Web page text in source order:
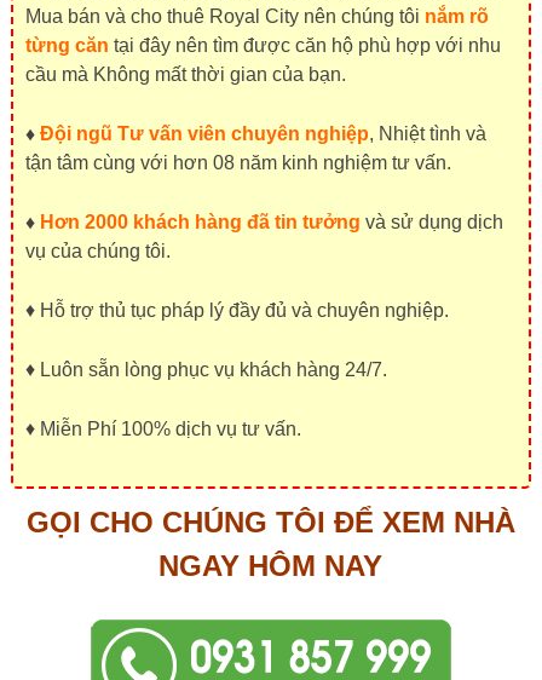
Mua bán và cho thuê Royal City nên chúng tôi nắm rõ
từng căn tại đây nên tìm được căn hộ phù hợp với nhu
cầu mà Không mất thời gian của bạn.
♦Đội ngũ Tư vấn viên chuyên nghiệp, Nhiệt tình và
tận tâm cùng với hơn 08 năm kinh nghiệm tư vấn.
♦Hơn 2000 khách hàng đã tin tưởng và sử dụng dịch
vụ của chúng tôi.
♦ Hỗ trợ thủ tục pháp lý đầy đủ và chuyên nghiệp.
♦ Luôn sẵn lòng phục vụ khách hàng 24/7.
♦ Miễn Phí 100% dịch vụ tư vấn.
GỌI CHO CHÚNG TÔI ĐỂ XEM NHÀ
NGAY HÔM NAY